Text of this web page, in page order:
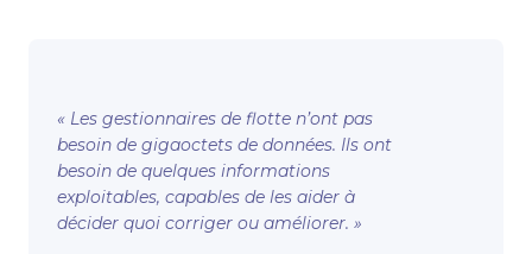
« Les gestionnaires de flotte n’ont pas
besoin de gigaoctets de données. Ils ont
besoin de quelques informations
exploitables, capables de les aider à
décider quoi corriger ou améliorer. »